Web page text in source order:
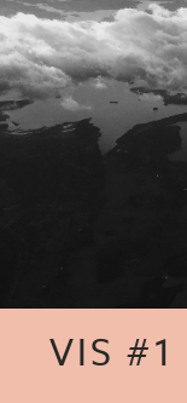
VIS #1